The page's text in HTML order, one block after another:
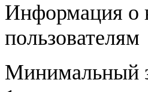
Информация о
пользователям
Минимальный